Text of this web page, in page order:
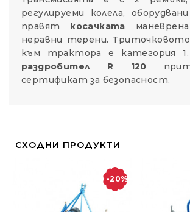
регулируеми колела,
правят косачката
неравни терени. Триточковото
към трактора е категория 1.
раздробител R 120
сертификат за безопасност.
СХОДНИ ПРОДУКТИ
-20%